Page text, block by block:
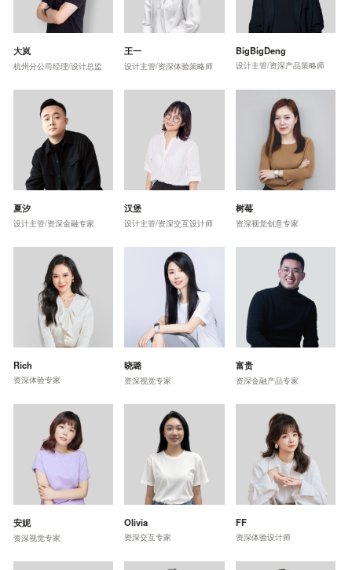
大岚
杭州分公司经理/设计总监
王一
设计主管/资深体验策略师
BigBigDeng
设计主管/资深产品策略师
夏汐
设计主管/资深金融专家
汉堡
设计主管/资深交互设计师
树莓
资深视觉创意专家
Rich
资深体验专家
晓璐
资深视觉专家
富贵
资深金融产品专家
安妮
资深视觉专家
Olivia
资深交互专家
FF
资深体验设计师